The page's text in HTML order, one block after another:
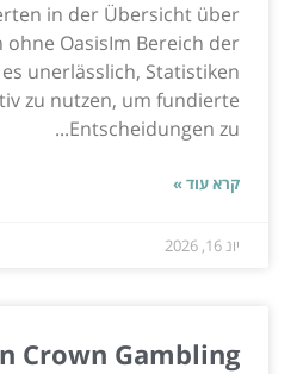
in der Übersicht über
OasisIm Bereich der
unerlässlich, Statistiken
zu nutzen, um fundierte
Entscheidungen zu...
קרא עוד »
יונ 16, 2026
Crown Gambling